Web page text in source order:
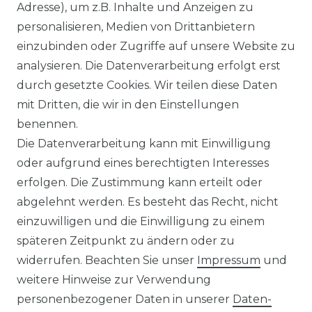
Venti - Modern Fit - Herren
Langarm Business Hemd
(144262600)
UVP 49,99 €
ab 47,99 € *
inkl. ges. MwSt. Versandkosten
Impressum Daten­schutz­erklärung
Adresse), um z.B. Inhalte und Anzeigen zu
personalisieren, Medien von Drittanbietern
einzubinden oder Zugriffe auf unsere Website zu
analysieren. Die Datenverarbeitung erfolgt erst
durch gesetzte Cookies. Wir teilen diese Daten
mit Dritten, die wir in den Einstellungen
benennen.
Die Datenverarbeitung kann mit Einwilligung
oder aufgrund eines berechtigten Interesses
erfolgen. Die Zustimmung kann erteilt oder
abgelehnt werden. Es besteht das Recht, nicht
einzuwilligen und die Einwilligung zu einem
späteren Zeitpunkt zu ändern oder zu
widerrufen. Beachten Sie unser Impressum und
weitere Hinweise zur Verwendung
personenbezogener Daten in unserer Daten­